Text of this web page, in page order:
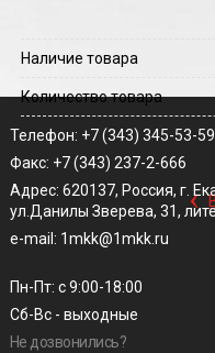
Наличие товара
Количество товара
‹
Телефон: +7 (343) 345-53-59
Факс: +7 (343) 237-2-666
Адрес: 620137, Россия, г.
ул.Данилы Зверева, 31,
e-mail: 1mkk@1mkk.ru
Пн-Пт: с 9:00-18:00
Сб-Вс - выходные
Не дозвонились?